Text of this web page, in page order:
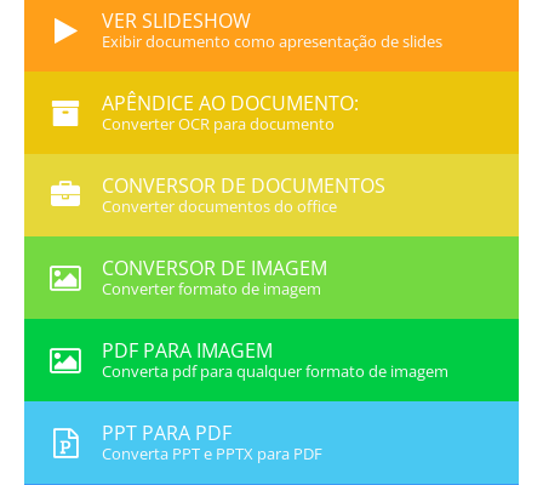
VER SLIDESHOW
Exibir documento como apresentação de slides
APÊNDICE AO DOCUMENTO:
Converter OCR para documento
CONVERSOR DE DOCUMENTOS
Converter documentos do office
CONVERSOR DE IMAGEM
Converter formato de imagem
PDF PARA IMAGEM
Converta pdf para qualquer formato de imagem
PPT PARA PDF
Converta PPT e PPTX para PDF